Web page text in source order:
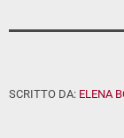
SCRITTO DA: ELENA